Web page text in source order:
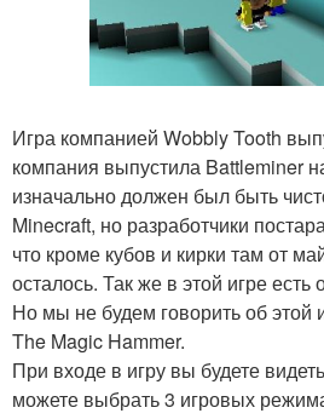
Игра компанией Wobbly Tooth
компания выпустила Battleminer
изначально должен был быть
Minecraft, но разработчики
что кроме кубов и кирки там от
осталось. Так же в этой игре
Но мы не будем говорить об этой
The Magic Hammer.
При входе в игру вы будете
можете выбрать 3 игровых